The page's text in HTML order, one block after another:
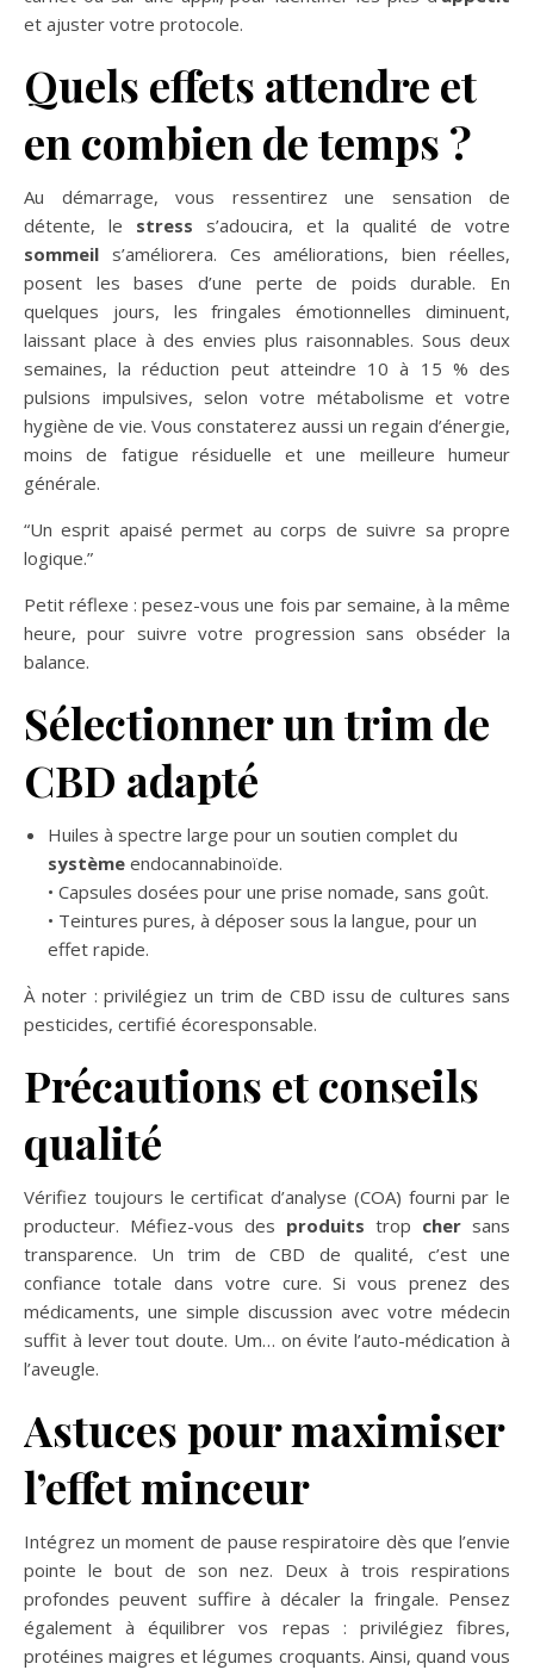
et ajuster votre protocole.
Quels effets attendre et
en combien de temps ?
Au démarrage, vous ressentirez une sensation de
détente, le stress s’adoucira, et la qualité de votre
sommeil s’améliorera. Ces améliorations, bien réelles,
posent les bases d’une perte de poids durable. En
quelques jours, les fringales émotionnelles diminuent,
laissant place à des envies plus raisonnables. Sous deux
semaines, la réduction peut atteindre 10 à 15 % des
pulsions impulsives, selon votre métabolisme et votre
hygiène de vie. Vous constaterez aussi un regain d’énergie,
moins de fatigue résiduelle et une meilleure humeur
générale.
“Un esprit apaisé permet au corps de suivre sa propre
logique.”
Petit réflexe : pesez-vous une fois par semaine, à la même
heure, pour suivre votre progression sans obséder la
balance.
Sélectionner un trim de
CBD adapté
Huiles à spectre large pour un soutien complet du
système endocannabinoïde.
• Capsules dosées pour une prise nomade, sans goût.
• Teintures pures, à déposer sous la langue, pour un
effet rapide.
À noter : privilégiez un trim de CBD issu de cultures sans
pesticides, certifié écoresponsable.
Précautions et conseils
qualité
Vérifiez toujours le certificat d’analyse (COA) fourni par le
producteur. Méfiez-vous des produits trop cher sans
transparence. Un trim de CBD de qualité, c’est une
confiance totale dans votre cure. Si vous prenez des
médicaments, une simple discussion avec votre médecin
suffit à lever tout doute. Um… on évite l’auto-médication à
l’aveugle.
Astuces pour maximiser
l’effet minceur
Intégrez un moment de pause respiratoire dès que l’envie
pointe le bout de son nez. Deux à trois respirations
profondes peuvent suffire à décaler la fringale. Pensez
également à équilibrer vos repas : privilégiez fibres,
protéines maigres et légumes croquants. Ainsi, quand vous